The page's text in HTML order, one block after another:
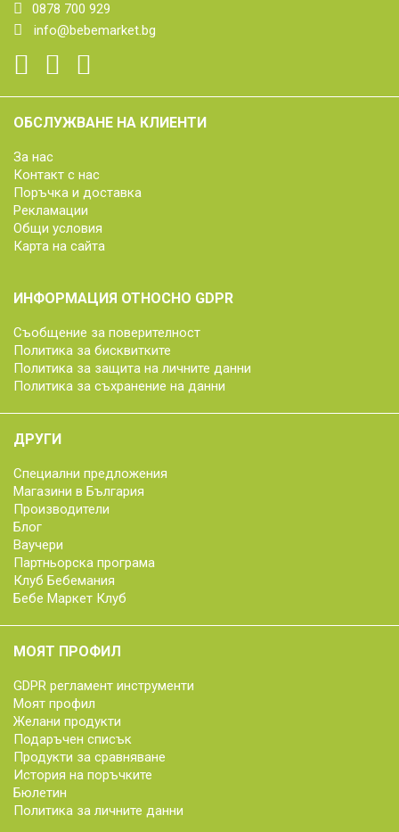
0878 700 929
info@bebemarket.bg
ОБСЛУЖВАНЕ НА КЛИЕНТИ
За нас
Контакт с нас
Поръчка и доставка
Рекламации
Общи условия
Карта на сайта
ИНФОРМАЦИЯ ОТНОСНО GDPR
Съобщение за поверителност
Политика за бисквитките
Политика за защита на личните данни
Политика за съхранение на данни
ДРУГИ
Специални предложения
Магазини в България
Производители
Блог
Ваучери
Партньорска програма
Клуб Бебемания
Бебе Маркет Клуб
МОЯТ ПРОФИЛ
GDPR регламент инструменти
Моят профил
Желани продукти
Подаръчен списък
Продукти за сравняване
История на поръчките
Бюлетин
Политика за личните данни